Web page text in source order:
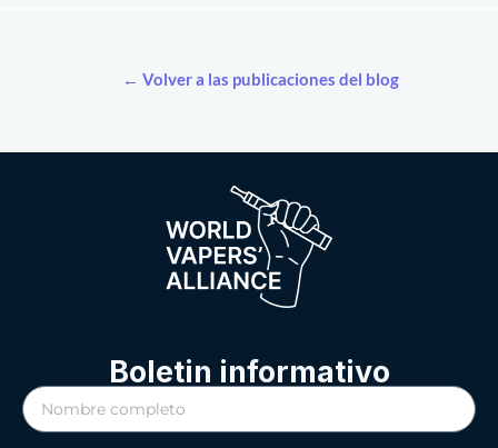
← Volver a las publicaciones del blog
Boletin informativo